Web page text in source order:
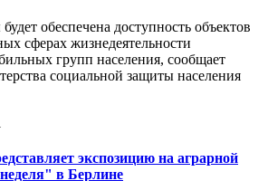
обеспечена доступность объектов
сферах жизнедеятельности
групп населения, сообщает
социальной защиты населения
экспозицию на аграрной
в Берлине